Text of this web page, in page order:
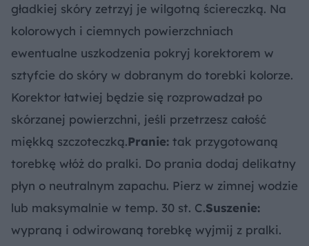
gładkiej skóry zetrzyj je wilgotną ściereczką. Na
kolorowych i ciemnych powierzchniach
ewentualne uszkodzenia pokryj korektorem w
sztyfcie do skóry w dobranym do torebki kolorze.
Korektor łatwiej będzie się rozprowadzał po
skórzanej powierzchni, jeśli przetrzesz całość
miękką szczoteczką.Pranie: tak przygotowaną
torebkę włóż do pralki. Do prania dodaj delikatny
płyn o neutralnym zapachu. Pierz w zimnej wodzie
lub maksymalnie w temp. 30 st. C.Suszenie:
wypraną i odwirowaną torebkę wyjmij z pralki.